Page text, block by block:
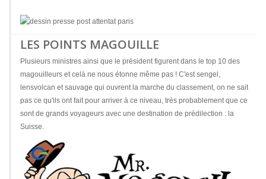
LES POINTS MAGOUILLE
Plusieurs ministres ainsi que le président figurent dans le top 10 des
magouilleurs et celà ne nous étonne même pas ! C'est sengel,
lensvolcan et sauvage qui ouvrent la marche du classement, on ne sait
pas ce qu'ils ont fait pour arriver à ce niveau, très probablement que ce
sont de grands voyageurs avec une destination de prédilection : la
Suisse.